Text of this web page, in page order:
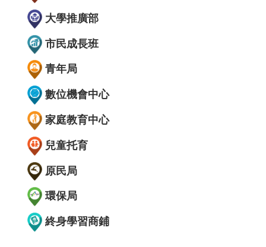
大學推廣部
市民成長班
青年局
數位機會中心
家庭教育中心
兒童托育
原民局
環保局
終身學習商鋪